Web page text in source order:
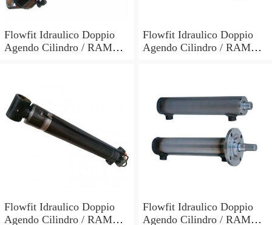
Flowfit Idraulico Doppio
Agendo Cilindro / RAM
Flowfit Idraulico Doppio
Agendo Cilindro / RAM
Flowfit Idraulico Doppio
Agendo Cilindro / RAM
Flowfit Idraulico Doppio
Agendo Cilindro / RAM